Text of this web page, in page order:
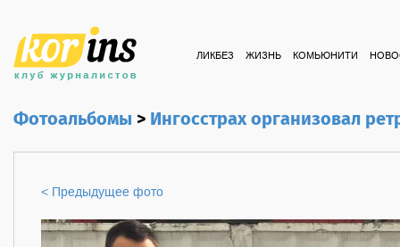
ЛИКБЕЗ ЖИЗНЬ КОМЬЮНИТИ
Фотоальбомы>Ингосстрах организовал
< Предыдущее фото